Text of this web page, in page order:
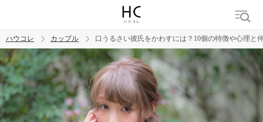
トレンド ワード
カップル デート エッチ セックス 長続き
ハウコレ カップル 口うるさい彼氏をかわすには？10個の特徴や心理と